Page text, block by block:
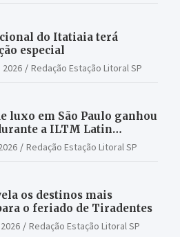
do Itatiaia terá
especial
Redação Estação Litoral SP
luxo em São Paulo ganhou
a ILTM Latin
Redação Estação Litoral SP
os destinos mais
o feriado de Tiradentes
Redação Estação Litoral SP